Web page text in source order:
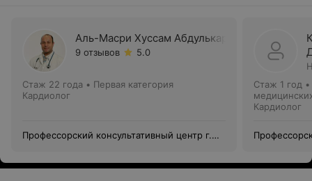
Аль-Масри Хуссам Абдулькарим
9 отзывов 5.0
Стаж 22 года • Первая категория
Кардиолог
Профессорский консультативный центр г.
Стаж 1 год •
Кардиолог